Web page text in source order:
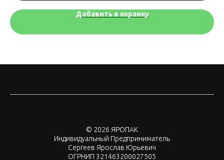
Добавить в корзину
© 2026 ЯРОПАК
Индивидуальный Предприниматель
Сергеев Ярослав Юрьевич
ОГРНИП 321463200027505